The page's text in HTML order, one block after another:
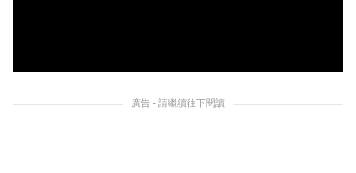
廣告 - 請繼續往下閱讀